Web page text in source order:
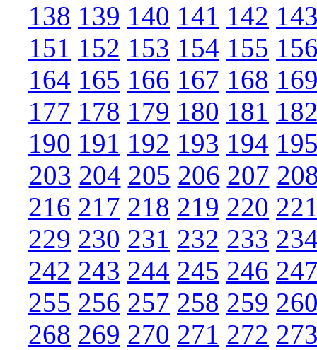
138 139 140 141 142
151 152 153 154 155
164 165 166 167 168
177 178 179 180 181
190 191 192 193 194
203 204 205 206 207
216 217 218 219 220
229 230 231 232 233
242 243 244 245 246
255 256 257 258 259
268 269 270 271 272